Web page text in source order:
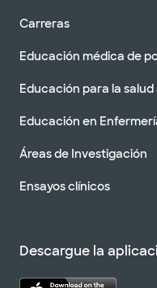
Carreras
Educación médica de
Educación para la salud
Educación en
Áreas de Investigación
Ensayos clínicos
Descargue la